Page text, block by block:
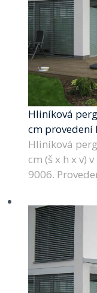
Hliníková
cm provedení
Hliníková
cm (š x h x v)
9006.